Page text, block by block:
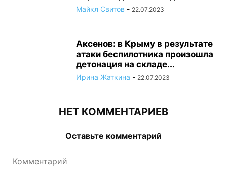
Майкл Свитов - 22.07.2023
Аксенов: в Крыму в результате
атаки беспилотника произошла
детонация на складе...
Ирина Жаткина - 22.07.2023
НЕТ КОММЕНТАРИЕВ
Оставьте комментарий